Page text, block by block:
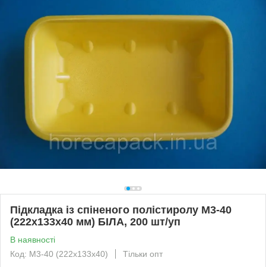
Підкладка із спіненого полістиролу М3-40
(222х133х40 мм) БІЛА, 200 шт/уп
В наявності
Код: М3-40 (222х133х40)
Тільки опт